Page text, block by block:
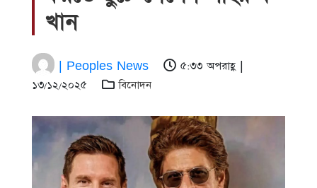
খান
| Peoples News
৫:৩৩ অপরাহ্ণ |
১৩/১২/২০২৫
বিনোদন